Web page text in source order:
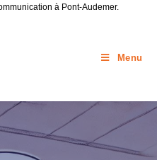
à Pont-Audemer.
Menu